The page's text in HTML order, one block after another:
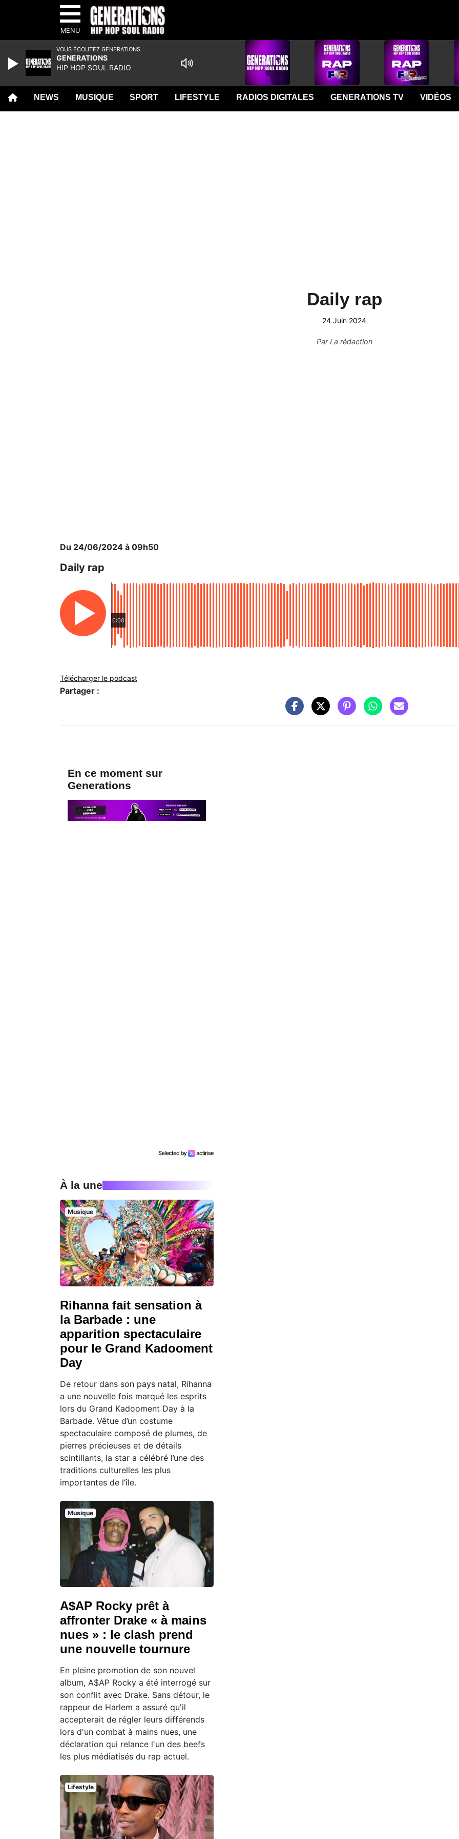
MENU
NEWS MUSIQUE SPORT LIFESTYLE RADIOS DIGITALES GENERATIONS TV VIDÉOS
Daily rap
24 Juin 2024
ParLa rédaction
Du 24/06/2024 à 09h50
Daily rap
0:00
Télécharger le podcast
Partager :
En ce moment sur
Generations
À la une
Musique
Rihanna fait sensation à
la Barbade : une
apparition spectaculaire
pour le Grand Kadooment
Day
De retour dans son pays natal, Rihanna
a une nouvelle fois marqué les esprits
lors du Grand Kadooment Day à la
Barbade. Vêtue d’un costume
spectaculaire composé de plumes, de
pierres précieuses et de détails
scintillants, la star a célébré l’une des
traditions culturelles les plus
importantes de l’île.
Musique
A$AP Rocky prêt à
affronter Drake « à mains
nues » : le clash prend
une nouvelle tournure
En pleine promotion de son nouvel
album, A$AP Rocky a été interrogé sur
son conflit avec Drake. Sans détour, le
rappeur de Harlem a assuré qu'il
accepterait de régler leurs différends
lors d'un combat à mains nues, une
déclaration qui relance l'un des beefs
les plus médiatisés du rap actuel.
Lifestyle
VOUS ÉCOUTEZ GENERATIONS
GENERATIONS
HIP HOP SOUL RADIO